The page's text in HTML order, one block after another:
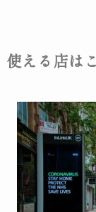
使える店は